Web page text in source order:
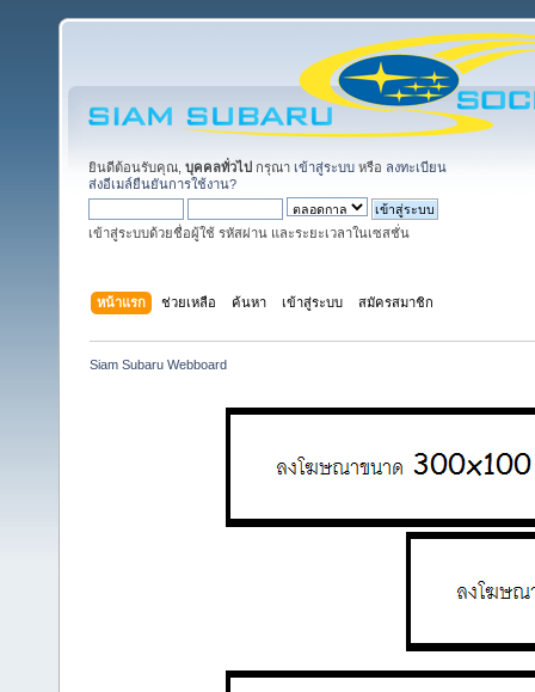
ยินดีต้อนรับคุณ, บุคคลทั่วไป กรุณา เข้าสู่ระบบ หรือ ลงทะเบียน
ส่งอีเมล์ยืนยันการใช้งาน?
เข้าสู่ระบบด้วยชื่อผู้ใช้ รหัสผ่าน และระยะเวลาในเซสชั่น
หน้าแรก ช่วยเหลือ ค้นหา เข้าสู่ระบบ สมัครสมาชิก
Siam Subaru Webboard